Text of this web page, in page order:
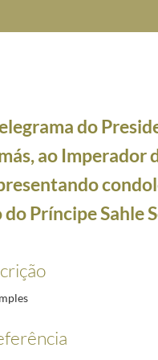
Franco, cumprimentando-o por
o por ocasião da Festa Nacional
o por ocasião do Dia
Eamon de Valera, felicitando-o por
Mohammed Ayub Khan,
por ocasião da Festa Nacional
do
ao Imperador
Príncipe Sahle